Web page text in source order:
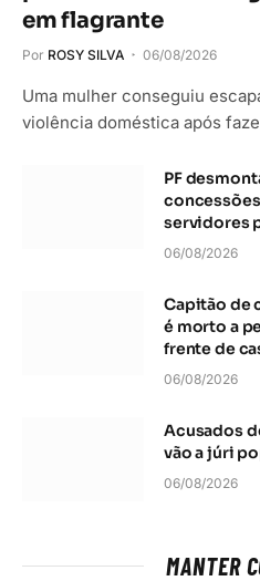
em flagrante
Por ROSY SILVA 06/08/2026
Uma mulher conseguiu
violência doméstica após
PF
concessões
servidores
06/08/2026
Capitão de
é morto a
frente de
06/08/2026
Acusados
vão a júri
06/08/2026
MANTER